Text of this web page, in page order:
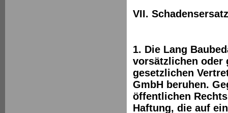
VII. Schadensersatz
1. Die Lang
vorsätzlichen oder
gesetzlichen
GmbH beruhen.
öffentlichen
Haftung, die auf